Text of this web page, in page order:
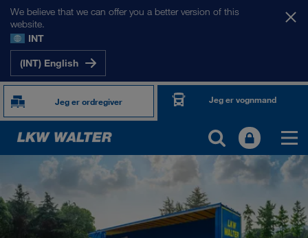
We believe that we can offer you a better version of this
website.
INT
(INT) English
Jeg er ordregiver Jeg er vognmand
TOGETHER WE DRIVE
WE LOAD